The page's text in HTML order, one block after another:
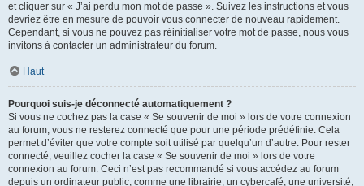
et cliquer sur « J’ai perdu mon mot de passe ». Suivez les instructions et vous
devriez être en mesure de pouvoir vous connecter de nouveau rapidement.
Cependant, si vous ne pouvez pas réinitialiser votre mot de passe, nous vous
invitons à contacter un administrateur du forum.
Haut
Pourquoi suis-je déconnecté automatiquement ?
Si vous ne cochez pas la case « Se souvenir de moi » lors de votre connexion
au forum, vous ne resterez connecté que pour une période prédéfinie. Cela
permet d’éviter que votre compte soit utilisé par quelqu’un d’autre. Pour rester
connecté, veuillez cocher la case « Se souvenir de moi » lors de votre
connexion au forum. Ceci n’est pas recommandé si vous accédez au forum
depuis un ordinateur public, comme une librairie, un cybercafé, une université,